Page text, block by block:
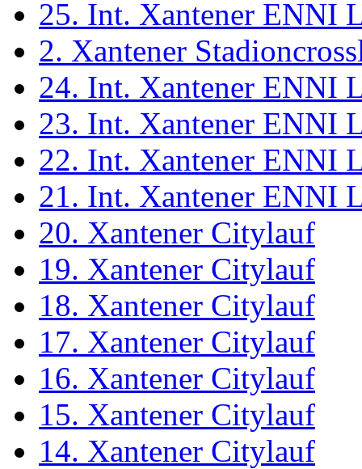
25. Int. Xantener ENNI
2. Xantener
24. Int. Xantener ENNI
23. Int. Xantener ENNI
22. Int. Xantener ENNI
21. Int. Xantener ENNI
20. Xantener Citylauf
19. Xantener Citylauf
18. Xantener Citylauf
17. Xantener Citylauf
16. Xantener Citylauf
15. Xantener Citylauf
14. Xantener Citylauf